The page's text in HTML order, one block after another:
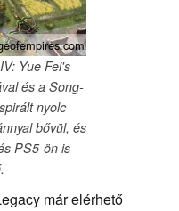
Yue Fei's
és a Song-
nyolc
bővül, és
PS5-ön is
már elérhető